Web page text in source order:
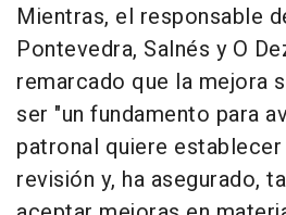
Mientras, el responsable
Pontevedra, Salnés y O
remarcado que la mejora
ser "un fundamento para
patronal quiere
revisión y, ha asegurado,